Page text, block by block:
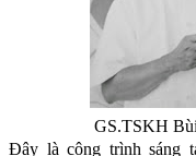
GS.TSKH
Đây là công trình sáng